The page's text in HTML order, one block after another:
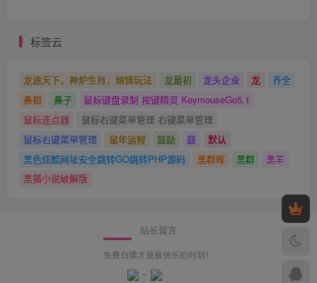
标签云
龙途天下，神炉生肖，熔铸玩法 龙最初 龙头企业 龙
齐全
鼻祖
鼻子
鼠标键盘录制 按键精灵 KeymouseGo5.1
鼠标连点器
鼠标右键菜单管理 右键菜单管理
鼠标右键菜单管理
鼠年运程 鼓励 鼓
默认
黑色炫酷网址安全跳转GO跳转PHP源码
黑群晖 黑群
黑羊
黑猫小说破解版
站长留言
免费白嫖才是最快乐的时刻！